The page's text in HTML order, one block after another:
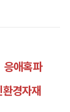
응애혹파
경자재